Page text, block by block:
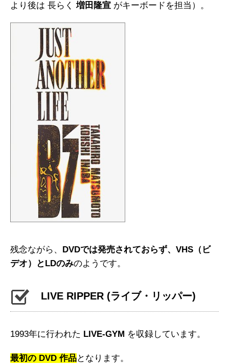
より後は 長らく 増田隆宣 がキーボードを担当）。
残念ながら、
DVDでは発売されておらず、VHS（ビ
デオ）とLDのみのようです。
LIVE RIPPER (ライブ・リッパー)
1993年に行われた LIVE-GYM を収録しています。
最初の DVD 作品となります。